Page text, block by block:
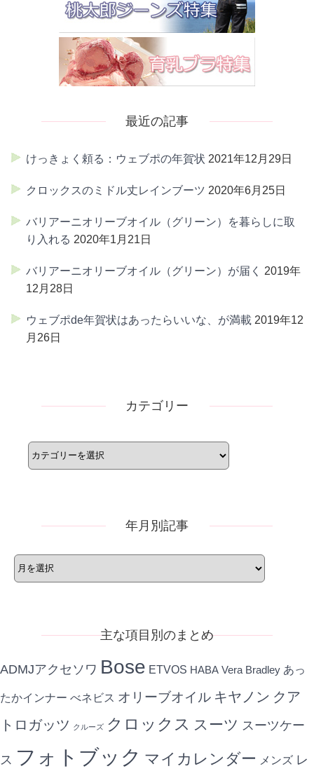
最近の記事
けっきょく頼る：ウェブポの年賀状 2021年12月29日
クロックスのミドル丈レインブーツ 2020年6月25日
バリアーニオリーブオイル（グリーン）を暮らしに取
り入れる 2020年1月21日
バリアーニオリーブオイル（グリーン）が届く
2019年
12月28日
ウェブポde年賀状はあったらいいな、が満載 2019年12
月26日
カテゴリー
年月別記事
主な項目別のまとめ
ADMJアクセソワ Bose ETVOS HABA Vera Bradley あっ
たかインナー べネビス オリーブオイル キヤノン クア
トロガッツ クルーズ クロックス スーツ スーツケー
ス フォトブック マイカレンダー メンズ レ